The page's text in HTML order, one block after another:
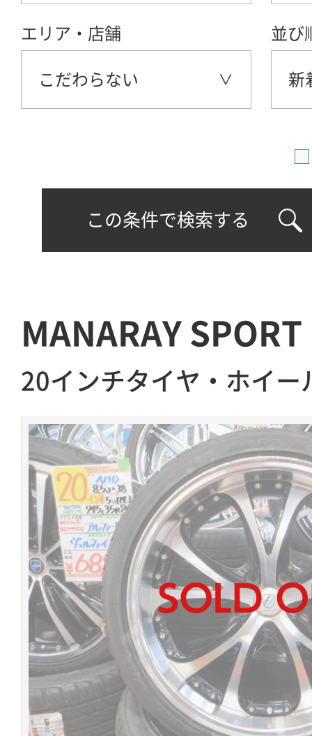
エリア・店舗
こだわらない
並び
新
この条件で検索する
MANARAY SPORT
20インチタイヤ・ホイー